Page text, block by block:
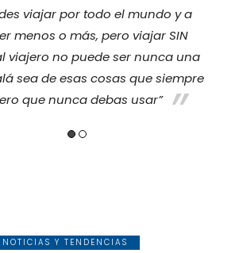
viajar por todo el mundo y a
menos o más, pero viajar SIN
viajero no puede ser nunca una
sea de esas cosas que siempre
que nunca debas usar”
NOTICIAS Y TENDENCIAS